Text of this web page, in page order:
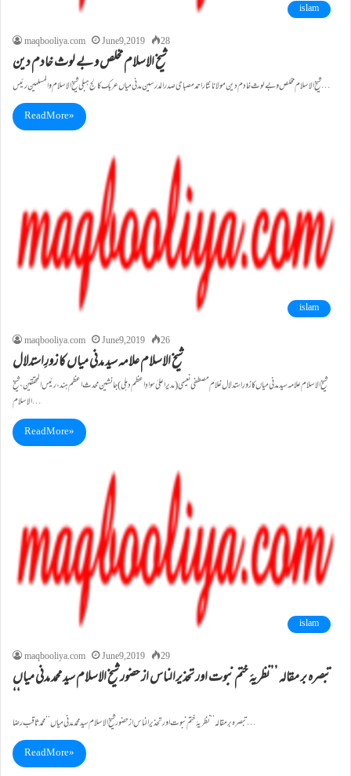
islam
maqbooliya.com
June 9, 2019 28
شیخ الاسلام مخلص و بے لوث خادم دین
شیخ الاسلام مخلص و بے لوث خادم دین مولانا نثاراحمدمصباحی صدرالمدرسین مدنی میاں عربک کالج ہبلی شیخ الاسلام والمسلمین رئیس…
Read More »
islam
maqbooliya.com
June 9, 2019 26
شیخ الاسلام علامہ سید مدنی میاں کا زورِاستدلال
شیخ الاسلام علامہ سید مدنی میاں کا زورِاستدلال غلام مصطفی نعیمی(مدیر اعلیٰ سوادِاعظم دہلی) جانشین محدث اعظم ہند،رئیس المحققین،شیخ
الاسلام…
Read More »
islam
maqbooliya.com
June 9, 2019 29
تبصرہ بر مقالہ ’’نظریۂ ختم نبوت اور تحذیرالناس از حضور شیخ الاسلام سید محمد مدنی میاں
تبصرہ بر مقالہ ’’نظریۂ ختم نبوت اور تحذیرالناس از حضور شیخ الاسلام سید محمد مدنی میاں ‘‘ محمد ثاقب رضا…
Read More »